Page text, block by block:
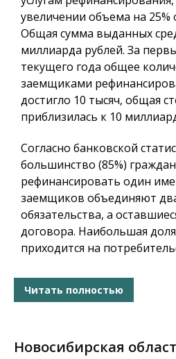
увеличении объема на 25%
Общая сумма выданных
миллиарда рублей. За
текущего года общее
заемщиками
достигло 10 тысяч, общая
приблизилась к 10
Согласно банковской
большинство (85%)
рефинансировать один
заемщиков объединяют
обязательства, а
договора. Наибольшая
приходится на
Читать полностью
Новосибирская